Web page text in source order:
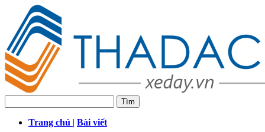
Trang chủ | Bài viết